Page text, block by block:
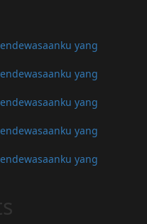
yang
yang
yang
yang
yang